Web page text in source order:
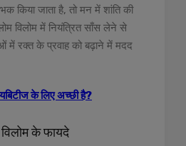
किया जाता है, तो मन में शांति की
विलोम में नियंत्रित साँस लेने से
में रक्त के प्रवाह को बढ़ाने में मदद
के लिए अच्छी है?
के फायदे